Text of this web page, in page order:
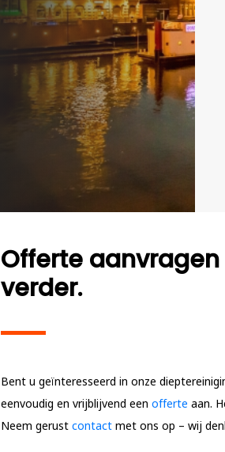
Offerte
verder.
Bent u geïnteresseerd in onze
eenvoudig en vrijblijvend een offerte aan.
Neem gerust contact met ons op – wij